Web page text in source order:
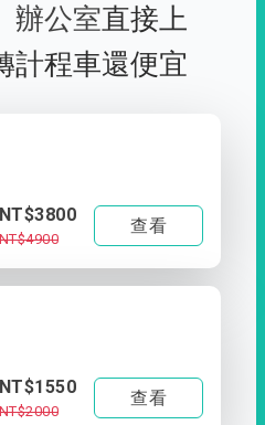
辦公室直接上
計程車還便宜
NT$3800
查看
NT$1550
查看